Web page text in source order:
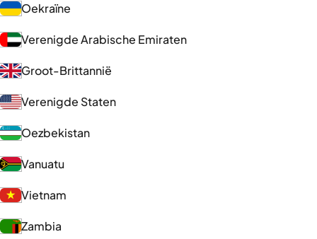
Oekraïne
Verenigde Arabische Emiraten
Groot-Brittannië
Verenigde Staten
Oezbekistan
Vanuatu
Vietnam
Zambia